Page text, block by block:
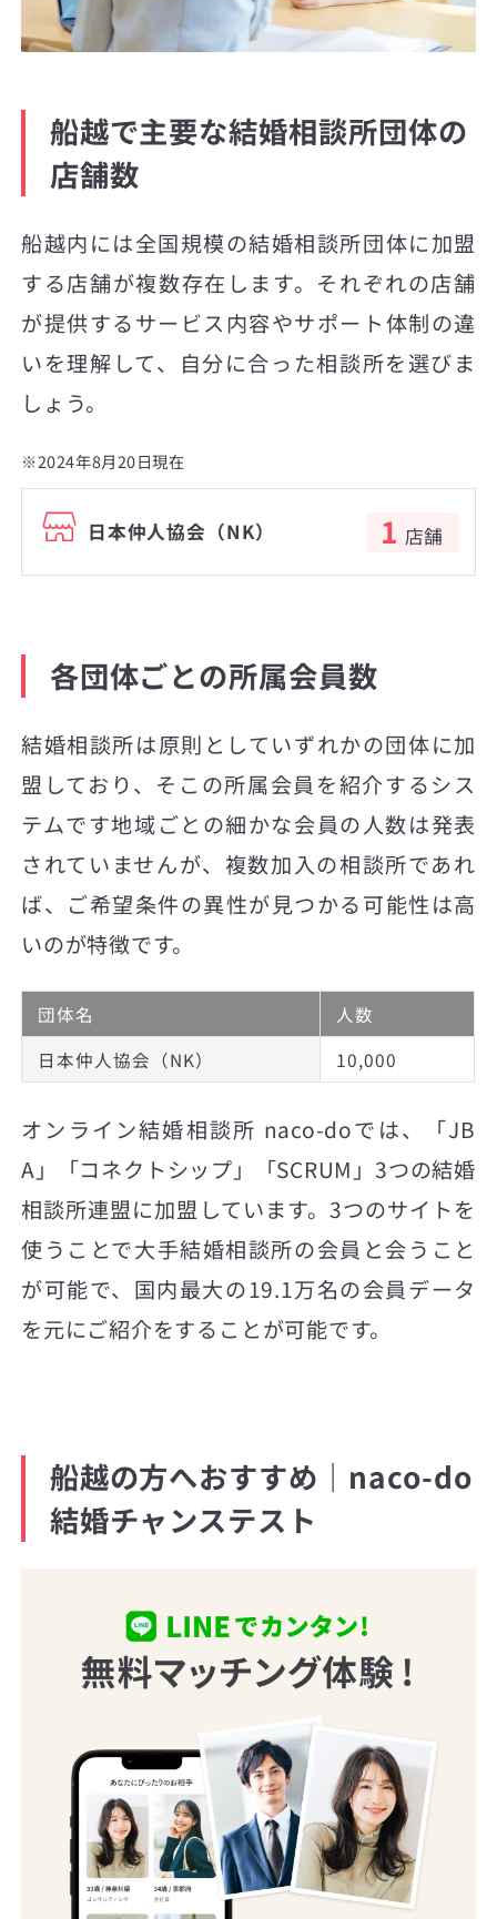
船越で主要な結婚相談所団体の
店舗数
船越内には全国規模の結婚相談所団体に加盟
する店舗が複数存在します。それぞれの店舗
が提供するサービス内容やサポート体制の違
いを理解して、自分に合った相談所を選びま
しょう。
※2024年8月20日現在
日本仲人協会（NK） 1 店舗
各団体ごとの所属会員数
結婚相談所は原則としていずれかの団体に加
盟しており、そこの所属会員を紹介するシス
テムです地域ごとの細かな会員の人数は発表
されていませんが、複数加入の相談所であれ
ば、ご希望条件の異性が見つかる可能性は高
いのが特徴です。
団体名
人数
日本仲人協会（NK）
10,000
オンライン結婚相談所 naco-doでは、「JB
A」「コネクトシップ」「SCRUM」3つの結婚
相談所連盟に加盟しています。3つのサイトを
使うことで大手結婚相談所の会員と会うこと
が可能で、国内最大の19.1万名の会員データ
を元にご紹介をすることが可能です。
船越の方へおすすめ｜naco-do
結婚チャンステスト